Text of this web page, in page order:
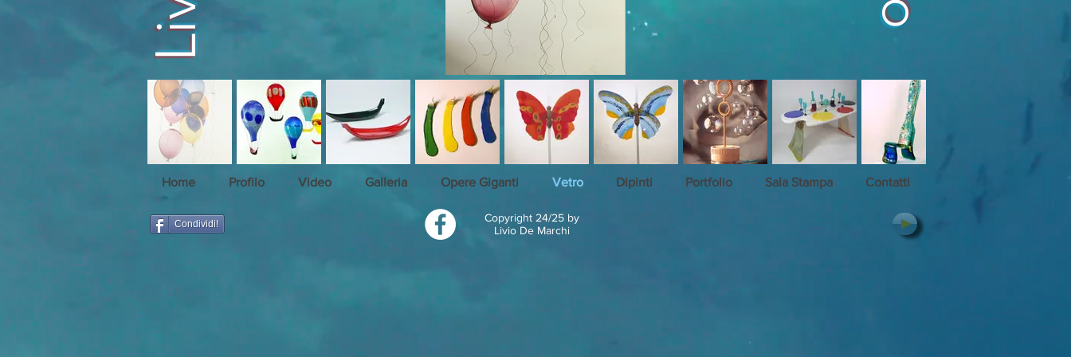
Home Profilo Video Galleria Opere Giganti Vetro Dipinti Portfolio Sala Stampa Contatti
Condividi!
Copyright 24/25 by
Livio De Marchi